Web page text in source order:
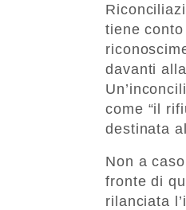
tiene
davanti
come “il
destinata
Non a
fronte di
rilanciata